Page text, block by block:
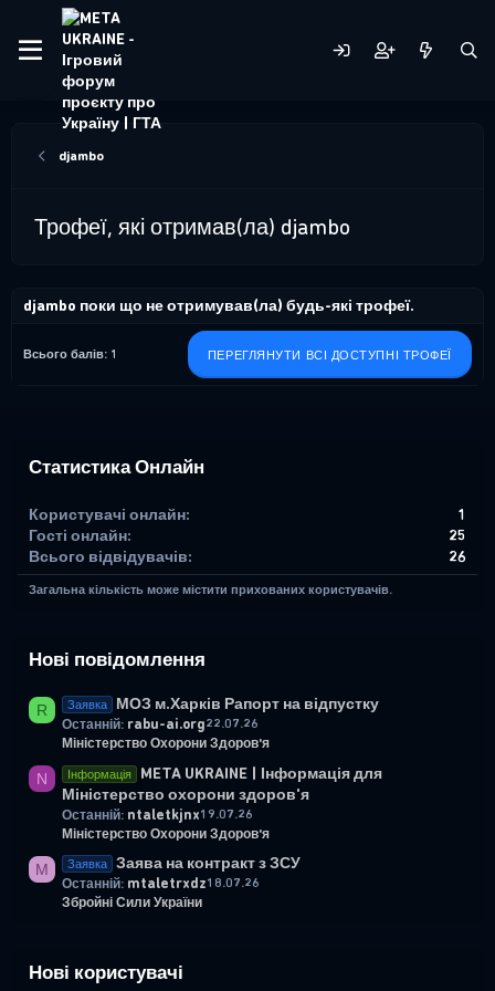
djambo
Трофеї, які отримав(ла) djambo
djambo поки що не отримував(ла) будь-які трофеї.
Всього балів: 1 ПЕРЕГЛЯНУТИ ВСІ ДОСТУПНІ ТРОФЕЇ
Статистика Онлайн
Користувачі онлайн
1
Гості онлайн
25
Всього відвідувачів
26
Загальна кількість може містити прихованих користувачів.
Нові повідомлення
R Заявка МОЗ м.Харків Рапорт на відпустку
Останній: rabu-ai.org22.07.26
Міністерство Охорони Здоров'я
N Інформація
META UKRAINE | Інформація для
Міністерство охорони здоров'я
Останній: ntaletkjnx19.07.26
Міністерство Охорони Здоров'я
M Заявка Заява на контракт з ЗСУ
Останній: mtaletrxdz18.07.26
Збройні Сили України
Нові користувачі